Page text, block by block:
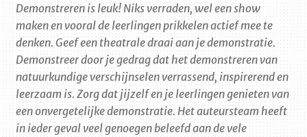
Demonstreren is leuk! Niks verraden, wel een show
maken en vooral de leerlingen prikkelen actief mee te
denken. Geef een theatrale draai aan je demonstratie.
Demonstreer door je gedrag dat het demonstreren van
natuurkundige verschijnselen verrassend, inspirerend en
leerzaam is. Zorg dat jijzelf en je leerlingen genieten van
een onvergetelijke demonstratie. Het auteursteam heeft
in ieder geval veel genoegen beleefd aan de vele